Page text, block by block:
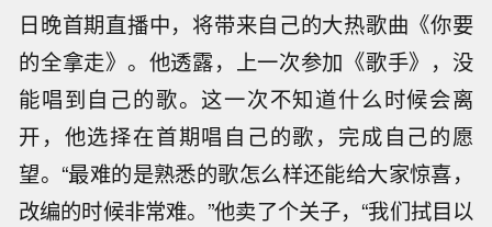
日晚首期直播中，将带来自己的大热歌曲《你要
的全拿走》。他透露，上一次参加《歌手》，没
能唱到自己的歌。这一次不知道什么时候会离
开，他选择在首期唱自己的歌，完成自己的愿
望。“最难的是熟悉的歌怎么样还能给大家惊喜，
改编的时候非常难。”他卖了个关子，“我们拭目以